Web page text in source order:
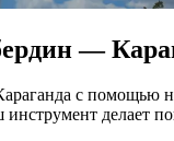
—
с помощью